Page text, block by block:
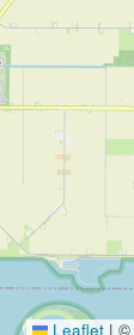
Leaflet | ©